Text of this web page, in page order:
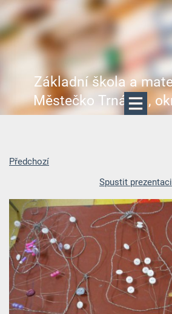
Základní škola a
Městečko Trnávka,
Předchozí
Spustit prezentaci